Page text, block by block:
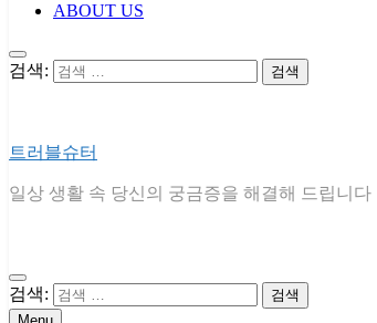
ABOUT US
검색:
트러블슈터
일상 생활 속 당신의 궁금증을 해결해 드립니다
검색: